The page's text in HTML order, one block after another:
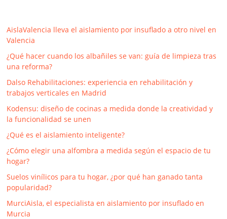
AislaValencia lleva el aislamiento por insuflado a otro nivel en
Valencia
¿Qué hacer cuando los albañiles se van: guía de limpieza tras
una reforma?
Dalso Rehabilitaciones: experiencia en rehabilitación y
trabajos verticales en Madrid
Kodensu: diseño de cocinas a medida donde la creatividad y
la funcionalidad se unen
¿Qué es el aislamiento inteligente?
¿Cómo elegir una alfombra a medida según el espacio de tu
hogar?
Suelos vinílicos para tu hogar, ¿por qué han ganado tanta
popularidad?
MurciAisla, el especialista en aislamiento por insuflado en
Murcia